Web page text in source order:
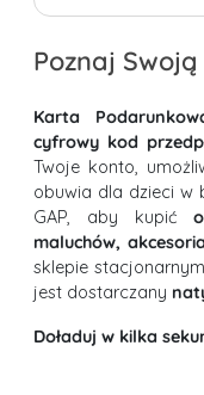
Poznaj
Karta
cyfrowy kod
Twoje konto,
obuwia dla dzieci w
GAP, aby kupić
maluchów,
sklepie
jest dostarczany
Doładuj w kilka